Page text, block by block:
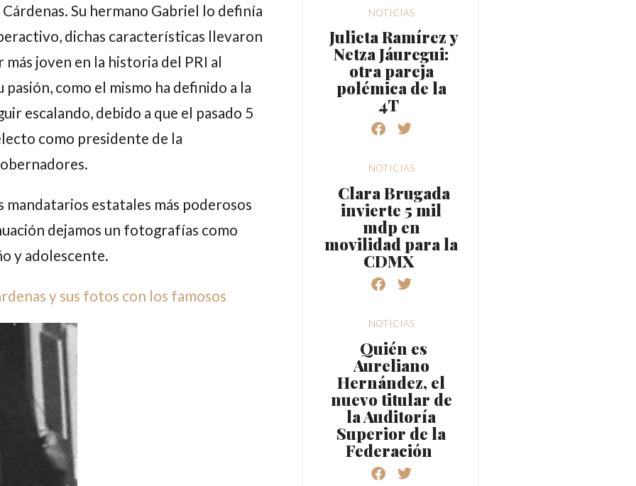
Su hermano Gabriel lo definía
dichas características llevaron
joven en la historia del PRI al
como el mismo ha definido a la
escalando, debido a que el pasado 5
como presidente de la
mandatarios estatales más poderosos
dejamos un fotografías como
y adolescente.
y sus fotos con los famosos
NOTICIAS
Julieta Ramírez y
Netza Jáuregui:
otra pareja
polémica de la
4T
NOTICIAS
Clara Brugada
invierte 5 mil
mdp en
movilidad para la
CDMX
NOTICIAS
Quién es
Aureliano
Hernández, el
nuevo titular de
la Auditoría
Superior de la
Federación